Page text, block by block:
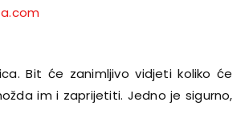
Bit će zanimljivo vidjeti koliko će
im i zaprijetiti. Jedno je sigurno,